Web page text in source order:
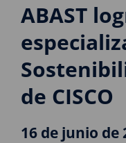
ABAST
de CISCO
16 de junio de